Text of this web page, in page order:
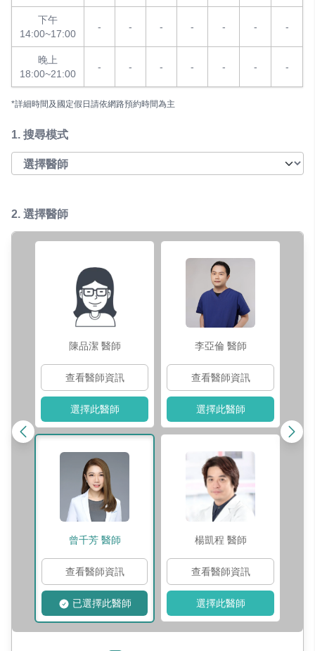
下午
14:00~17:00
- - - - - - -
晚上
18:00~21:00
- - - - - - -
*詳細時間及國定假日請依網路預約時間為主
1. 搜尋模式
2. 選擇醫師
陳品潔 醫師
查看醫師資訊
選擇此醫師
曾千芳 醫師
查看醫師資訊
已選擇此醫師
李亞倫 醫師
查看醫師資訊
選擇此醫師
楊凱程 醫師
查看醫師資訊
選擇此醫師